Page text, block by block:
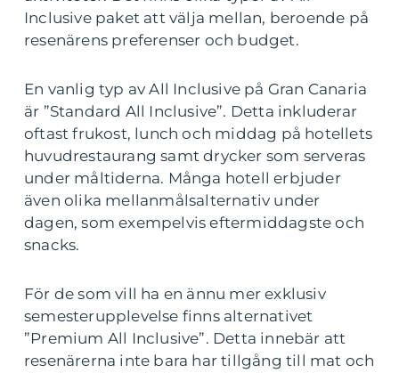
Inclusive paket att välja mellan, beroende på
resenärens preferenser och budget.
En vanlig typ av All Inclusive på Gran Canaria
är ”Standard All Inclusive”. Detta inkluderar
oftast frukost, lunch och middag på hotellets
huvudrestaurang samt drycker som serveras
under måltiderna. Många hotell erbjuder
även olika mellanmålsalternativ under
dagen, som exempelvis eftermiddagste och
snacks.
För de som vill ha en ännu mer exklusiv
semesterupplevelse finns alternativet
”Premium All Inclusive”. Detta innebär att
resenärerna inte bara har tillgång till mat och